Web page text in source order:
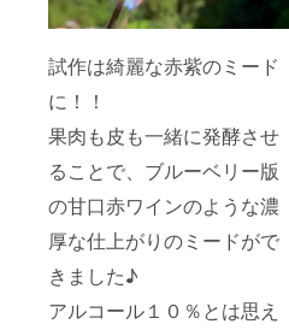
試作は綺麗な赤紫のミード
に！！
果肉も皮も一緒に発酵させ
ることで、ブルーベリー版
の甘口赤ワインのような濃
厚な仕上がりのミードがで
きました♪
アルコール１０％とは思え